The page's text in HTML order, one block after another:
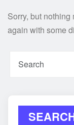
Sorry, but
again with some